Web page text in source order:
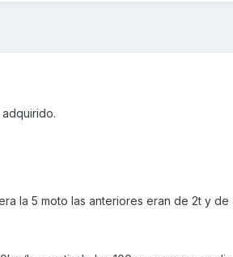
la 5 moto las anteriores eran de 2t y de